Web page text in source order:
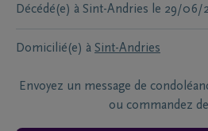
Décédé(e) à Sint-Andries le 29/06/
Domicilié(e) à Sint-Andries
Envoyez un message de
ou commandez